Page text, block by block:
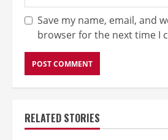
Save my name, email, and
browser for the next time I
RELATED STORIES